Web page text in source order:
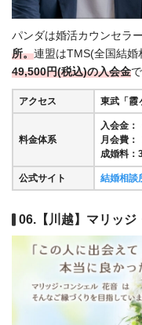
パンダは婚活カウンセラ
所。連盟はTMS(全国結婚
49,500円(税込)の入会金
アクセス 東武「霞
料金体系
入会金
月会費
成婚料：
公式サイト 結婚相談
06.【川越】マリッジ